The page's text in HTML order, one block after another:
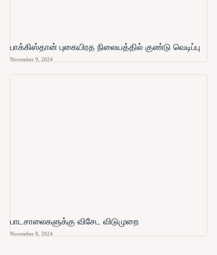
பாக்கிஸ்தான் புகையிரத நிலையத்தில் குண்டு வெடிப்பு
November 9, 2024
பாடசாலைகளுக்கு விசேட விடுமுறை
November 8, 2024